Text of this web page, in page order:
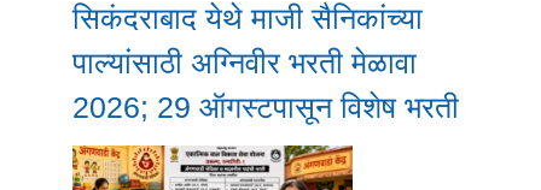
सिकंदराबाद येथे माजी सैनिकांच्या
पाल्यांसाठी अग्निवीर भरती मेळावा
2026; 29 ऑगस्टपासून विशेष भरती